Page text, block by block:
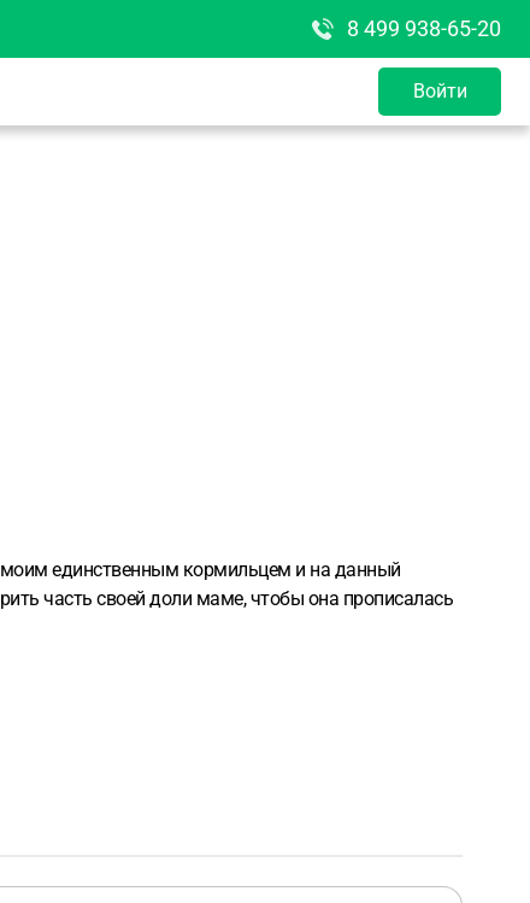
8 499 938-65-20
Войти
единственным кормильцем и на данный
часть своей доли маме, чтобы она прописалась